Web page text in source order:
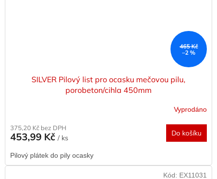
465 Kč
–2 %
SILVER Pilový list pro ocasku mečovou pilu,
porobeton/cihla 450mm
Vyprodáno
375,20 Kč bez DPH
453,99 Kč / ks
Do košíku
Pilový plátek do pily ocasky
Kód: EX11031